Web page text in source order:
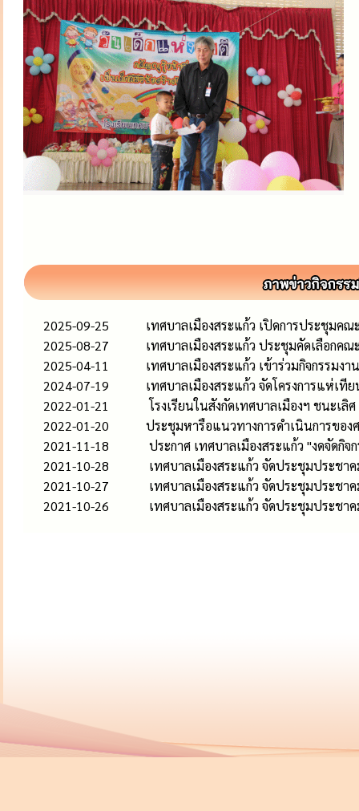
2025-09-25
เทศบาลเมืองสระแก้ว เปิดการประชุม
2025-08-27
เทศบาลเมืองสระแก้ว ประชุมคัดเลือกค
2025-04-11
เทศบาลเมืองสระแก้ว เข้าร่วมกิจกรรม
2024-07-19
เทศบาลเมืองสระแก้ว จัดโครงการแห่เ
2022-01-21
โรงเรียนในสังกัดเทศบาลเมืองฯ ชนะเลิ
2022-01-20
ประชุมหารือแนวทางการดำเนินการของ
2021-11-18
ประกาศ เทศบาลเมืองสระแก้ว "งดจัดกิ
2021-10-28
เทศบาล​เมือง​สระแก้ว​ จัดประชุมประช
2021-10-27
เทศบาล​เมือง​สระแก้ว​ จัดประชุมประช
2021-10-26
เทศบาล​เมือง​สระแก้ว​ จัดประชุมประช